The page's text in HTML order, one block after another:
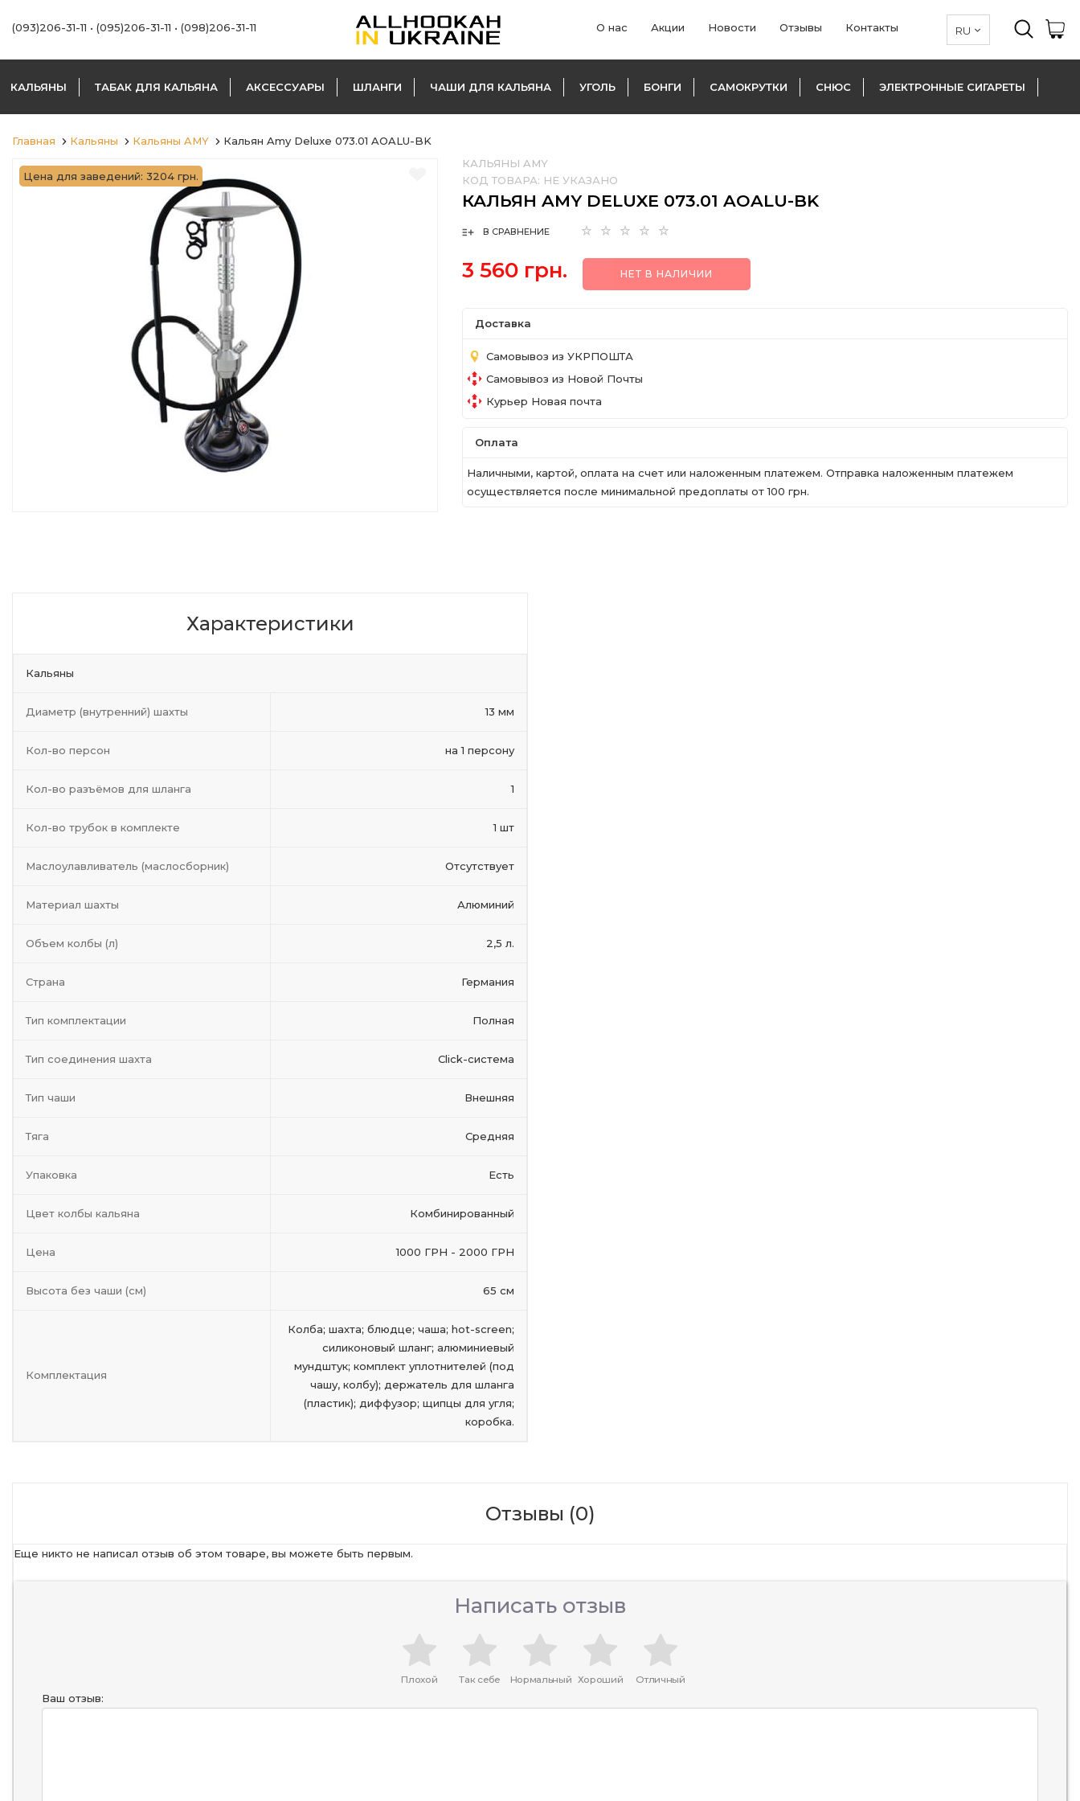
(093)206-31-11 • (095)206-31-11 • (098)206-31-11 О нас Акции Новости Отзывы Контакты
КАЛЬЯНЫ ТАБАК ДЛЯ КАЛЬЯНА АКСЕССУАРЫ ШЛАНГИ ЧАШИ ДЛЯ КАЛЬЯНА УГОЛЬ БОНГИ САМОКРУТКИ СНЮС ЭЛЕКТРОННЫЕ СИГАРЕТЫ
Главная Кальяны Кальяны AMY Кальян Amy Deluxe 073.01 AOALU-BK
Цена для заведений: 3204 грн.
КАЛЬЯНЫ AMY
КОД ТОВАРА: НЕ УКАЗАНО
КАЛЬЯН AMY DELUXE 073.01 AOALU-BK
В СРАВНЕНИЕ
3 560 грн. НЕТ В НАЛИЧИИ
Доставка
Самовывоз из УКРПОШТА
Самовывоз из Новой Почты
Курьер Новая почта
Оплата
Наличными, картой, оплата на счет или наложенным платежем. Отправка наложенным платежем
осуществляется после минимальной предоплаты от 100 грн.
Характеристики
Кальяны
Диаметр (внутренний) шахты 13 мм
Кол-во персон на 1 персону
Кол-во разъёмов для шланга 1
Кол-во трубок в комплекте 1 шт
Маслоулавливатель (маслосборник) Отсутствует
Материал шахты Алюминий
Объем колбы (л) 2,5 л.
Страна Германия
Тип комплектации Полная
Тип соединения шахта Click-система
Тип чаши Внешняя
Тяга Средняя
Упаковка Есть
Цвет колбы кальяна Комбинированный
Цена 1000 ГРН - 2000 ГРН
Высота без чаши (см) 65 см
Комплектация
Колба; шахта; блюдце; чаша; hot-screen;
силиконовый шланг; алюминиевый
мундштук; комплект уплотнителей (под
чашу, колбу); держатель для шланга
(пластик); диффузор; щипцы для угля;
коробка.
Отзывы (0)
Еще никто не написал отзыв об этом товаре, вы можете быть первым.
Написать отзыв
Плохой Так себе Нормальный Хороший Отличный
Ваш отзыв: